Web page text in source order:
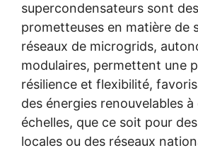
supercondensateurs sont
prometteuses en matière de
réseaux de microgrids,
modulaires, permettent une
résilience et flexibilité,
des énergies renouvelables à
échelles, que ce soit pour
locales ou des réseaux